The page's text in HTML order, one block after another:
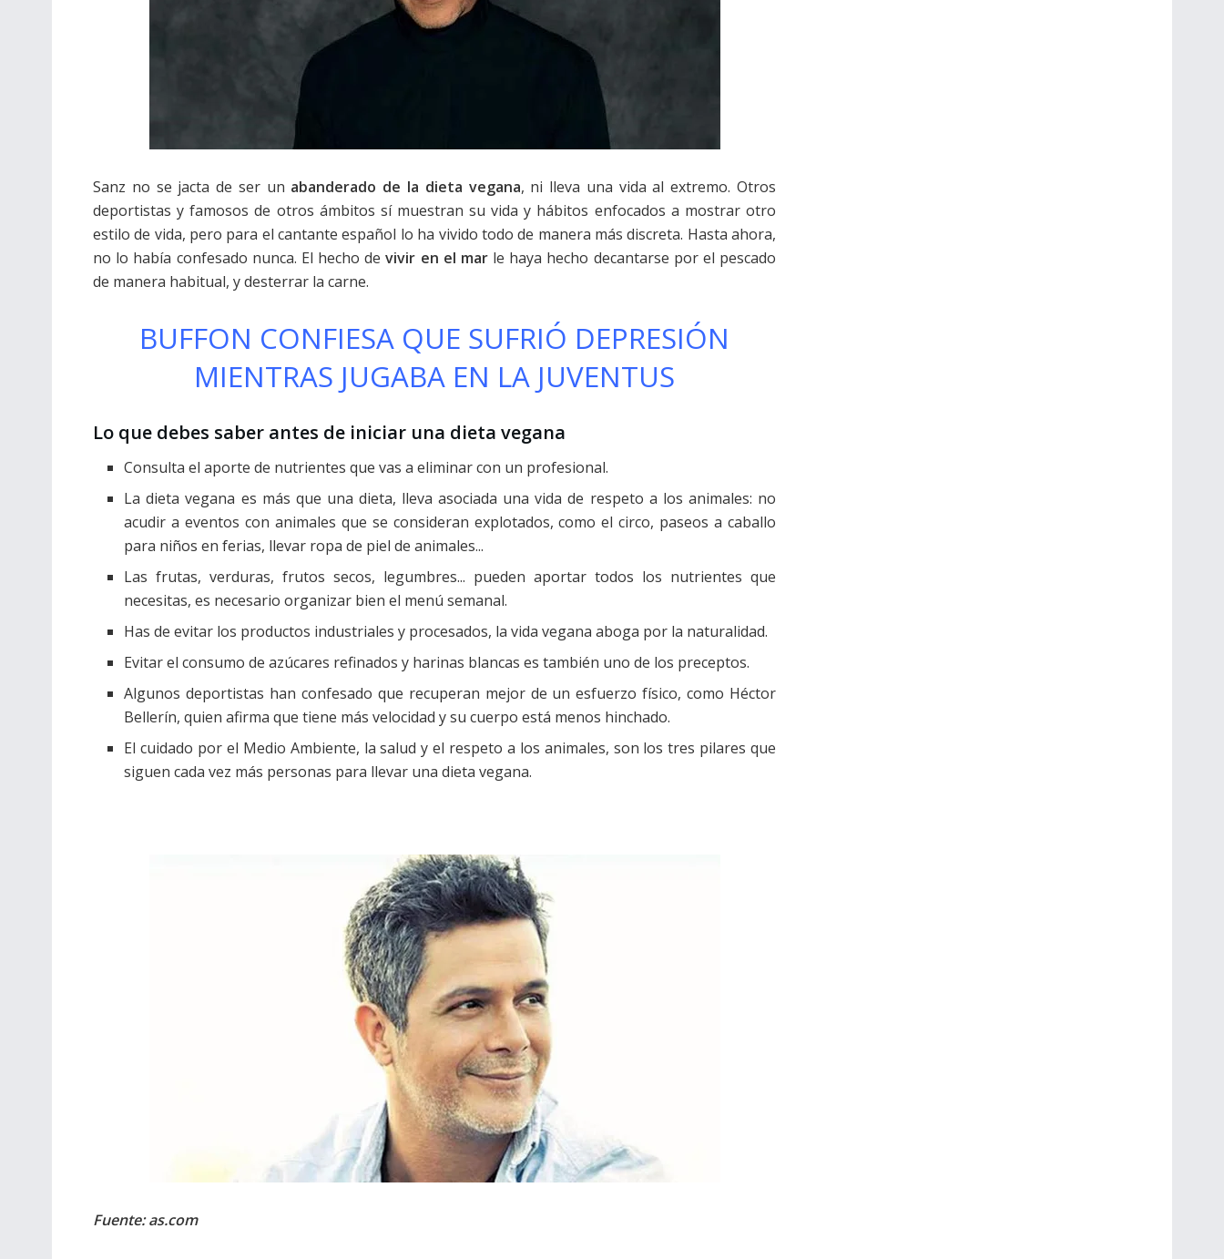
Sanz no se jacta de ser un abanderado de la dieta vegana, ni lleva una vida al extremo. Otros
deportistas y famosos de otros ámbitos sí muestran su vida y hábitos enfocados a mostrar otro
estilo de vida, pero para el cantante español lo ha vivido todo de manera más discreta. Hasta ahora,
no lo había confesado nunca. El hecho devivir en el marle haya hecho decantarse por el pescado
de manera habitual, y desterrar la carne.
BUFFON CONFIESA QUE SUFRIÓ DEPRESIÓN
MIENTRAS JUGABA EN LA JUVENTUS
Lo que debes saber antes de iniciar una dieta vegana
Consulta el aporte de nutrientes que vas a eliminar con un profesional.
La dieta vegana es más que una dieta, lleva asociada una vida de respeto a los animales: no
acudir a eventos con animales que se consideran explotados, como el circo, paseos a caballo
para niños en ferias, llevar ropa de piel de animales...
Las frutas, verduras, frutos secos, legumbres... pueden aportar todos los nutrientes que
necesitas, es necesario organizar bien el menú semanal.
Has de evitar los productos industriales y procesados, la vida vegana aboga por la naturalidad.
Evitar el consumo de azúcares refinados y harinas blancas es también uno de los preceptos.
Algunos deportistas han confesado que recuperan mejor de un esfuerzo físico, como Héctor
Bellerín, quien afirma que tiene más velocidad y su cuerpo está menos hinchado.
El cuidado por el Medio Ambiente, la salud y el respeto a los animales, son los tres pilares que
siguen cada vez más personas para llevar una dieta vegana.
Fuente: as.com